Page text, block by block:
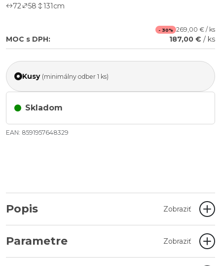
72 58 131cm
- 30% 269,00 € / ks
MOC s DPH: 187,00 € / ks
Kusy (minimálny odber 1 ks)
Skladom
EAN: 8591957648329
Popis Zobraziť
Parametre Zobraziť